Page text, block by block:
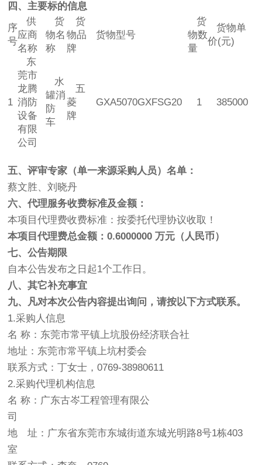
四、主要标的信息
序
号
供
应商
名称
货
物名
称
货
物品
牌
货物型号
货
物数
量
货物单
价(元)
1
东
莞市
龙腾
消防
设备
有限
公司
水
罐消
防
车
五
菱
牌
GXA5070GXFSG20 1 385000
五、评审专家（单一来源采购人员）名单：
蔡文胜、刘晓丹
六、代理服务收费标准及金额：
本项目代理费收费标准：按委托代理协议收取！
本项目代理费总金额：0.6000000 万元（人民币）
七、公告期限
自本公告发布之日起1个工作日。
八、其它补充事宜
九、凡对本次公告内容提出询问，请按以下方式联系。
1.采购人信息
名 称：东莞市常平镇上坑股份经济联合社
地址：东莞市常平镇上坑村委会
联系方式：丁女士，0769-38980611
2.采购代理机构信息
名 称：广东古岑工程管理有限公
司
地 址：广东省东莞市东城街道东城光明路8号1栋403
室